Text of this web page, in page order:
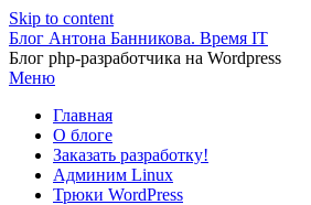
Skip to content
Блог Антона Банникова. Время IT
Блог php-разработчика на Wordpress
Меню
Главная
О блоге
Заказать разработку!
Админим Linux
Трюки WordPress